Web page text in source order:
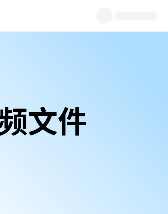
文件